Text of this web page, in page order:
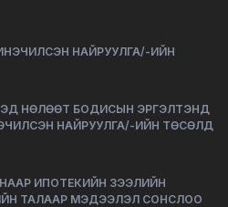
НАЙРУУЛГА/-ИЙН
НӨЛӨӨТ БОДИСЫН ЭРГЭЛТЭНД
НАЙРУУЛГА/-ИЙН ТӨСӨЛД
ИПОТЕКИЙН ЗЭЭЛИЙН
ТАЛААР МЭДЭЭЛЭЛ СОНСЛОО